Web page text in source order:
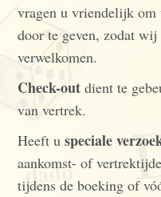
vragen u vriendelijk om
door te geven, zodat
verwelkomen.
Check-out dient te
van vertrek.
Heeft uspeciale
aankomst- of
tijdens de boeking of